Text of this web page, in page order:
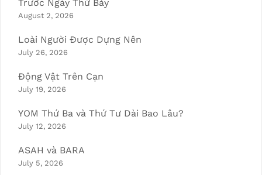
Trước Ngày Thứ Bảy
August 2, 2026
Loài Người Được Dựng Nên
July 26, 2026
Động Vật Trên Cạn
July 19, 2026
YOM Thứ Ba và Thứ Tư Dài Bao Lâu?
July 12, 2026
ASAH và BARA
July 5, 2026